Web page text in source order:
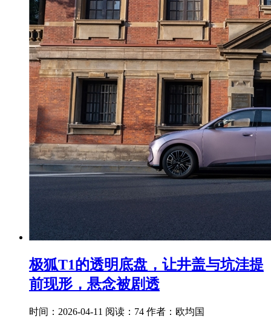
极狐T1的透明底盘，让井盖与坑洼提
前现形，悬念被剧透
时间：2026-04-11 阅读：74 作者：欧均国